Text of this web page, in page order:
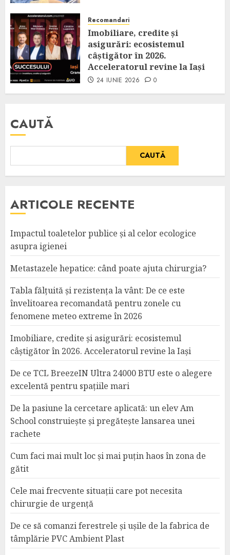
Recomandari
Imobiliare, credite și
asigurări: ecosistemul
câștigător în 2026.
Acceleratorul revine la Iași
24 IUNIE 2026 0
CAUTĂ
CAUTĂ
ARTICOLE RECENTE
Impactul toaletelor publice și al celor ecologice
asupra igienei
Metastazele hepatice: când poate ajuta chirurgia?
Tabla fălțuită și rezistența la vânt: De ce este
învelitoarea recomandată pentru zonele cu
fenomene meteo extreme în 2026
Imobiliare, credite și asigurări: ecosistemul
câștigător în 2026. Acceleratorul revine la Iași
De ce TCL BreezeIN Ultra 24000 BTU este o alegere
excelentă pentru spațiile mari
De la pasiune la cercetare aplicată: un elev Am
School construiește și pregătește lansarea unei
rachete
Cum faci mai mult loc și mai puțin haos în zona de
gătit
Cele mai frecvente situații care pot necesita
chirurgie de urgență
De ce să comanzi ferestrele și ușile de la fabrica de
tâmplărie PVC Ambient Plast